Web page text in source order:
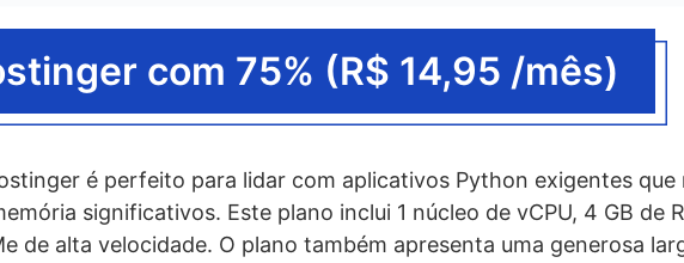
de hospedagem Python?
com 75% (R$ 14,95 /mês)
é perfeito para lidar com aplicativos Python exigentes que
significativos. Este plano inclui 1 núcleo de vCPU, 4 GB de
de alta velocidade. O plano também apresenta uma generosa